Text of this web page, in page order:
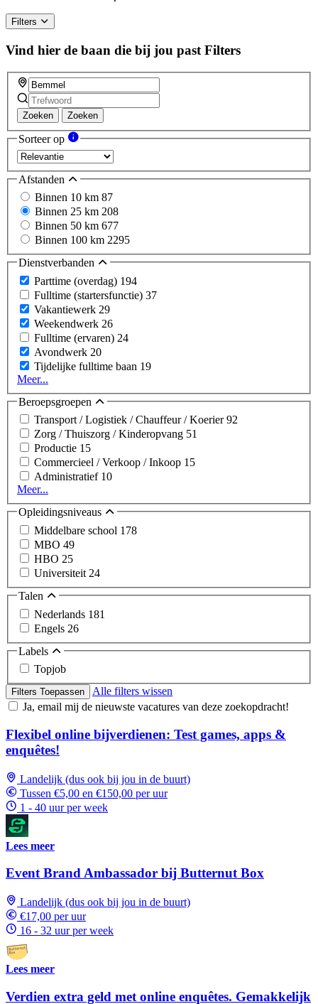
Filters
Vind hier de baan die bij jou past Filters
Zoeken Zoeken
Sorteer op
Afstanden
Binnen 10 km 87
Binnen 25 km 208
Binnen 50 km 677
Binnen 100 km 2295
Dienstverbanden
Parttime (overdag) 194
Fulltime (startersfunctie) 37
Vakantiewerk 29
Weekendwerk 26
Fulltime (ervaren) 24
Avondwerk 20
Tijdelijke fulltime baan 19
Meer...
Beroepsgroepen
Transport / Logistiek / Chauffeur / Koerier92
Zorg / Thuiszorg / Kinderopvang 51
Productie 15
Commercieel / Verkoop / Inkoop 15
Administratief 10
Meer...
Opleidingsniveaus
Middelbare school 178
MBO 49
HBO 25
Universiteit 24
Talen
Nederlands 181
Engels 26
Labels
Topjob
Filters Toepassen
Alle filters wissen
Ja, email mij de nieuwste vacatures van deze zoekopdracht!
Flexibel online bijverdienen: Test games, apps &
enquêtes!
Landelijk (dus ook bij jou in de buurt)
Tussen €5,00 en €150,00 per uur
1 - 40 uur per week
Lees meer
Event Brand Ambassador bij Butternut Box
Landelijk (dus ook bij jou in de buurt)
€17,00 per uur
16 - 32 uur per week
Lees meer
Verdien extra geld met online enquêtes. Gemakkelijk